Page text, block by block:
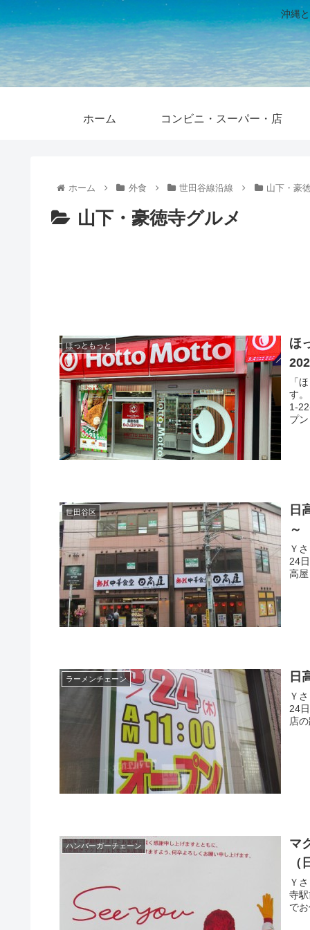
沖縄
ホーム コンビニ・スーパー・店
ホーム 外食 世田谷線沿線 山下・豪
山下・豪徳寺グルメ
ほっともっと
ほ
「
す
1-
プ
世田谷区
日
～
Ｙさま
24日
高
ラーメンチェーン 日
Ｙさま
24日
ハンバーガーチェーン
マ
Ｙさま
寺駅
で